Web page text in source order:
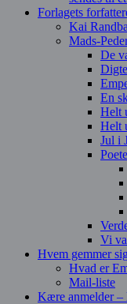
Forlagets
Kai
Mads-
De
En
Helt
Helt
Jul i
Vi
Hvem gemmer
Hvad er
Mail-liste
Kære anmelder –